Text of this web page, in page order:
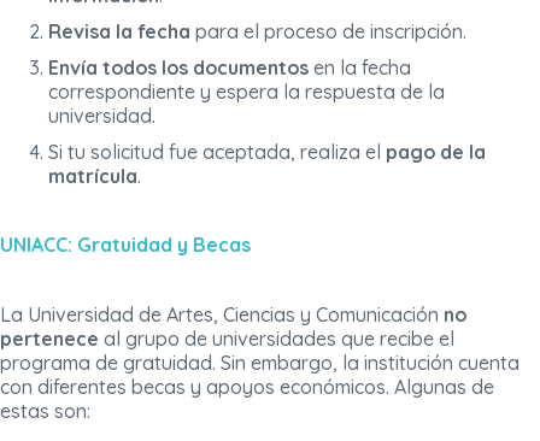
Revisa la fecha para el proceso de inscripción.
Envía todos los documentos en la fecha
correspondiente y espera la respuesta de la
universidad.
Si tu solicitud fue aceptada, realiza el pago de la
matrícula.
UNIACC: Gratuidad y Becas
La Universidad de Artes, Ciencias y Comunicación no
pertenece al grupo de universidades que recibe el
programa de gratuidad. Sin embargo, la institución cuenta
con diferentes becas y apoyos económicos. Algunas de
estas son: